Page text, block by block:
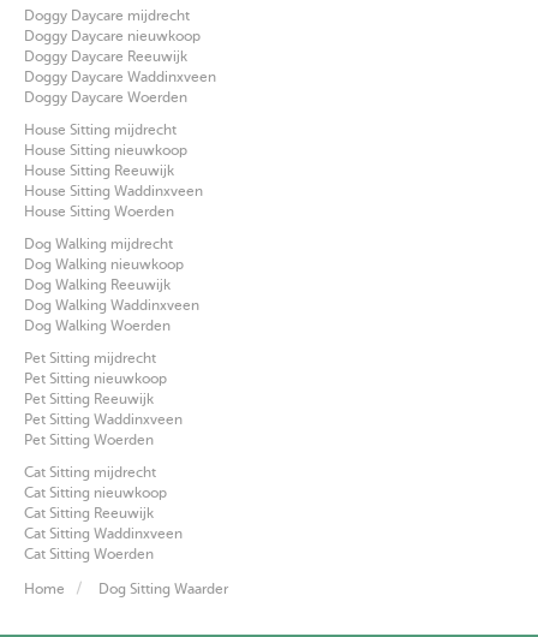
Doggy Daycare mijdrecht
Doggy Daycare nieuwkoop
Doggy Daycare Reeuwijk
Doggy Daycare Waddinxveen
Doggy Daycare Woerden
House Sitting mijdrecht
House Sitting nieuwkoop
House Sitting Reeuwijk
House Sitting Waddinxveen
House Sitting Woerden
Dog Walking mijdrecht
Dog Walking nieuwkoop
Dog Walking Reeuwijk
Dog Walking Waddinxveen
Dog Walking Woerden
Pet Sitting mijdrecht
Pet Sitting nieuwkoop
Pet Sitting Reeuwijk
Pet Sitting Waddinxveen
Pet Sitting Woerden
Cat Sitting mijdrecht
Cat Sitting nieuwkoop
Cat Sitting Reeuwijk
Cat Sitting Waddinxveen
Cat Sitting Woerden
Home Dog Sitting Waarder